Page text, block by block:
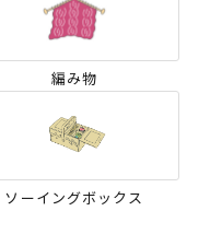
編み物
ソーイングボックス